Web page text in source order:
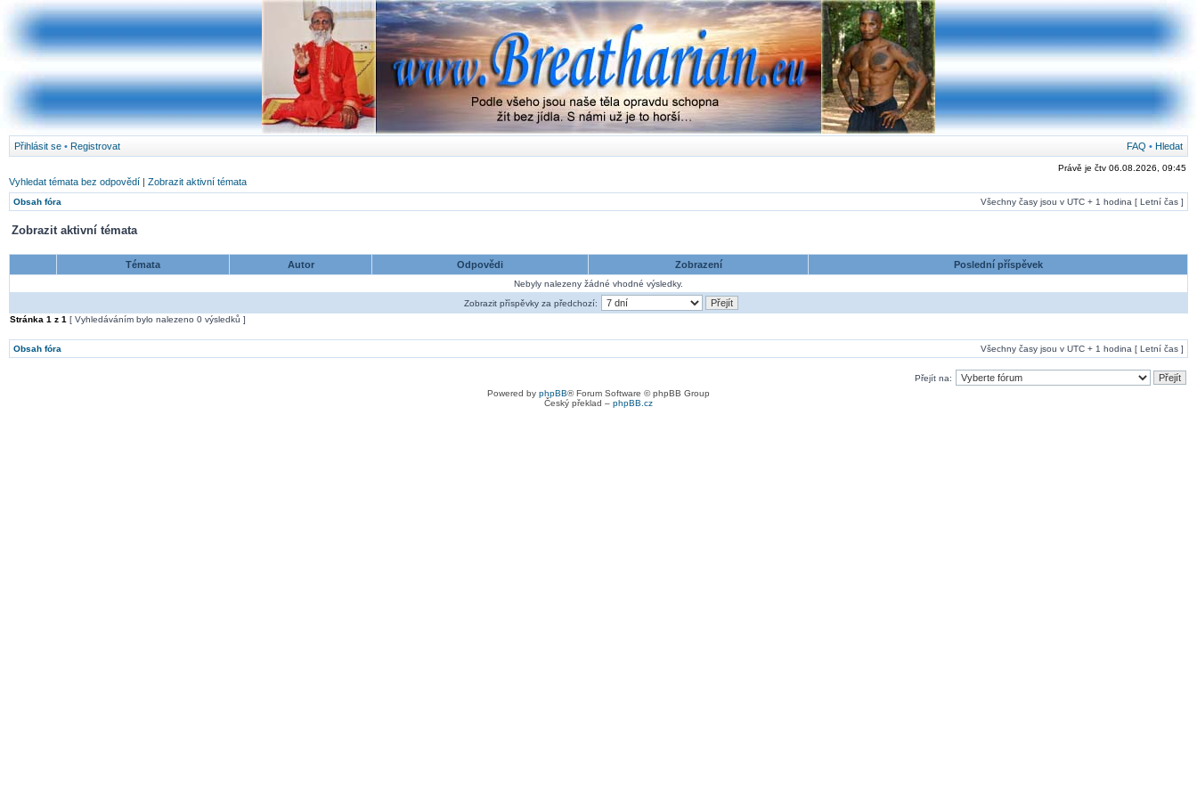
Přihlásit se • Registrovat FAQ • Hledat
Právě je čtv 06.08.2026, 09:45
Vyhledat témata bez odpovědí | Zobrazit aktivní témata
Obsah fóra Všechny časy jsou v UTC + 1 hodina [ Letní čas ]
Zobrazit aktivní témata
Témata Autor Odpovědi Zobrazení Poslední příspěvek
Nebyly nalezeny žádné vhodné výsledky.
Zobrazit příspěvky za předchozí:
Stránka 1 z 1 [ Vyhledáváním bylo nalezeno 0 výsledků ]
Obsah fóra Všechny časy jsou v UTC + 1 hodina [ Letní čas ]
Přejít na:
Powered by phpBB® Forum Software © phpBB Group
Český překlad – phpBB.cz